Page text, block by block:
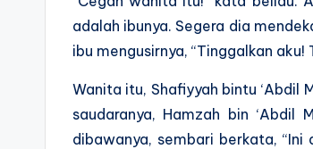
adalah ibunya. Segera dia
ibu mengusirnya, “Tinggalkan
Wanita itu, Shafiyyah bintu ‘Abdil
saudaranya, Hamzah bin ‘Abdil
dibawanya, sembari berkata,